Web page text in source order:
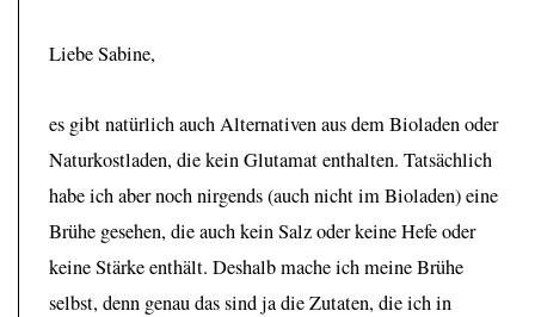
Liebe Sabine,
es gibt natürlich auch Alternativen aus dem Bioladen oder
Naturkostladen, die kein Glutamat enthalten. Tatsächlich
habe ich aber noch nirgends (auch nicht im Bioladen) eine
Brühe gesehen, die auch kein Salz oder keine Hefe oder
keine Stärke enthält. Deshalb mache ich meine Brühe
selbst, denn genau das sind ja die Zutaten, die ich in